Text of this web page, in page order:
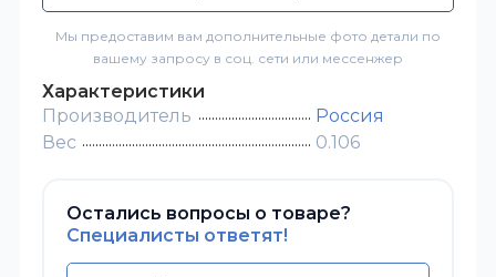
Мы предоставим вам дополнительные фото детали по
вашему запросу в соц. сети или мессенжер
Характеристики
Производитель
Россия
Вес
0.106
Остались вопросы о товаре?
Специалисты ответят!